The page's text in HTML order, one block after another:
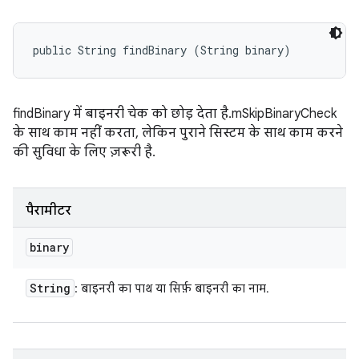
public String findBinary (String binary)
findBinary में बाइनरी चेक को छोड़ देता है. mSkipBinaryCheck
के साथ काम नहीं करता, लेकिन पुराने सिस्टम के साथ काम करने
की सुविधा के लिए ज़रूरी है.
पैरामीटर
binary
String : बाइनरी का पाथ या सिर्फ़ बाइनरी का नाम.